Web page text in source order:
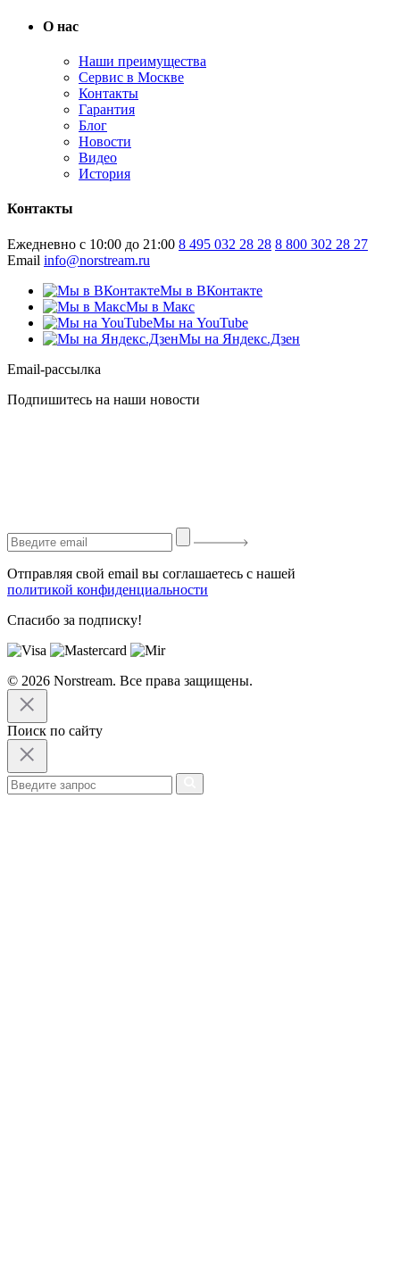
О нас
Наши преимущества
Сервис в Москве
Контакты
Гарантия
Блог
Новости
Видео
История
Контакты
Ежедневно с 10:00 до 21:00 8 495 032 28 28 8 800 302 28 27
Email info@norstream.ru
Мы в ВКонтакте
Мы в Макс
Мы на YouTube
Мы на Яндекс.Дзен
Email-рассылка
Подпишитесь на наши новости
Отправляя свой email вы соглашаетесь с нашей
политикой конфиденциальности
Спасибо за подписку!
© 2026 Norstream. Все права защищены.
Поиск по сайту